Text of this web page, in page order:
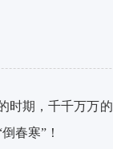
时期，千千万万
倒春寒”！